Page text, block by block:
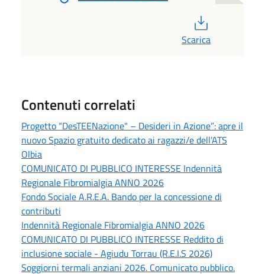
Scarica
Contenuti correlati
Progetto “DesTEENazione" – Desideri in Azione”: apre il
nuovo Spazio gratuito dedicato ai ragazzi/e dell’ATS
Olbia
COMUNICATO DI PUBBLICO INTERESSE Indennità
Regionale Fibromialgia ANNO 2026
Fondo Sociale A.R.E.A. Bando per la concessione di
contributi
Indennità Regionale Fibromialgia ANNO 2026
COMUNICATO DI PUBBLICO INTERESSE Reddito di
inclusione sociale - Agiudu Torrau (R.E.I.S 2026)
Soggiorni termali anziani 2026. Comunicato pubblico.